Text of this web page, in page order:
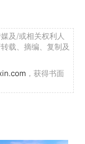
及/或相关权利人
载、摘编、复制及
，获得书面